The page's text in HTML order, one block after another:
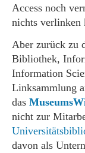
Access noch
nichts verlinken
Aber zurück zu
Bibliothek,
Information
Linksammlung
das
nicht zur
davon als